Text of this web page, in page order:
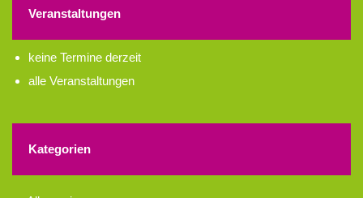
Veranstaltungen
keine Termine derzeit
alle Veranstaltungen
Kategorien